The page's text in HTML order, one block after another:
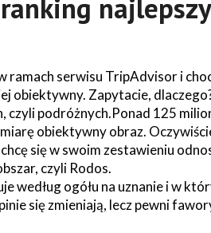
ramach serwisu TripAdvisor i
obiektywny. Zapytacie,
czyli podróżnych.Ponad 125
obiektywny obraz.
się w swoim zestawieniu
czyli Rodos.
według ogółu na uznanie i w
się zmieniają, lecz pewni